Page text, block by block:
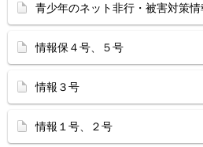
青少年のネット非行・被害対策
情報保４号、５号
情報３号
情報１号、２号